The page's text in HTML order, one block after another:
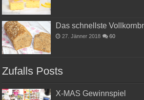
Das schnellste
27. Jänner 2018 60
Zufalls Posts
X-MAS Gewinnspiel